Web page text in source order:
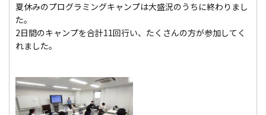
夏休みのプログラミングキャンプは大盛況のうちに終わりまし
た。
2日間のキャンプを合計11回行い、たくさんの方が参加してく
れました。